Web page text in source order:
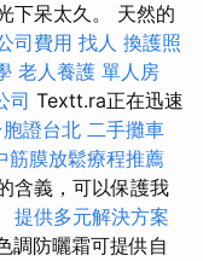
下呆太久。 天然的
司費用 找人 換護照
老人養護 單人房
司 Textt.ra正在迅速
胞證台北 二手攤車
筋膜放鬆療程推薦
含義，可以保護我
提供多元解決方案
調防曬霜可提供自